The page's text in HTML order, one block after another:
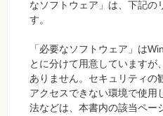
なソフトウェア」は、下記の
す。
「必要なソフトウェア」は
とに分けて用意していますが
ありません。セキュリティの
アクセスできない環境で使用
法などは、本書内の該当ペー